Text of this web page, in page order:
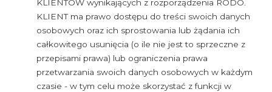
KLIENTÓW wynikających z rozporządzenia RODO.
KLIENT ma prawo dostępu do treści swoich danych
osobowych oraz ich sprostowania lub żądania ich
całkowitego usunięcia (o ile nie jest to sprzeczne z
przepisami prawa) lub ograniczenia prawa
przetwarzania swoich danych osobowych w każdym
czasie - w tym celu może skorzystać z funkcji w